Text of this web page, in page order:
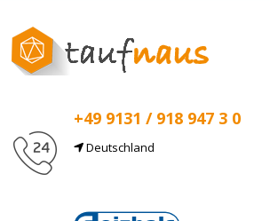
+49 9131 / 918 947 3 0
Deutschland